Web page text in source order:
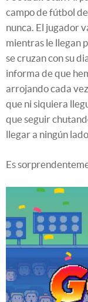
campo de fútbol
nunca. El jugador
mientras le llegan
se cruzan con su
informa de que
arrojando cada
que ni siquiera
que seguir
llegar a ningún
Es